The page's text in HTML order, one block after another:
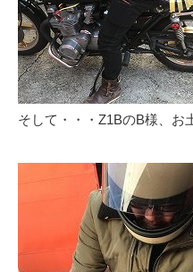
そして・・・Z1BのB様、お